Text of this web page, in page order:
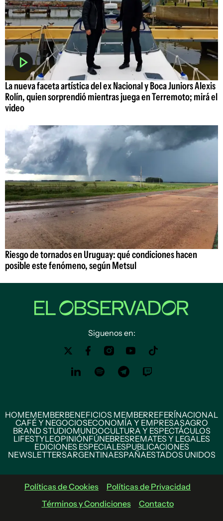
La nueva faceta artística del ex Nacional y Boca Juniors Alexis
Rolín, quien sorprendió mientras juega en Terremoto; mirá el
video
Riesgo de tornados en Uruguay: qué condiciones hacen
posible este fenómeno, según Metsul
Siguenos en:
HOMEMEMBERBENEFICIOS MEMBERREFERÍNACIONAL
CAFÉ Y NEGOCIOSECONOMÍA Y EMPRESASAGRO
BRAND STUDIOMUNDOCULTURA Y ESPECTÁCULOS
LIFESTYLEOPINIÓNFÚNEBRESREMATES Y LEGALES
EDICIONES ESPECIALESPUBLICACIONES
NEWSLETTERSARGENTINAESPAÑAESTADOS UNIDOS
Políticas de Cookies
Políticas de Privacidad
Términos y Condiciones
Contacto